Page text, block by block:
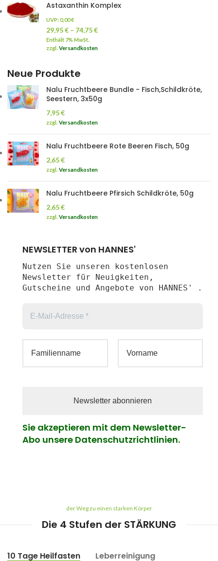
Astaxanthin Komplex
UVP:0,00€
29,95€ – 74,75€
Enthält 7% MwSt.
zzgl. Versandkosten
Neue Produkte
Nalu Fruchtbeere Bundle - Fisch,Schildkröte,
Seestern, 3x50g
7,95€
zzgl. Versandkosten
Nalu Fruchtbeere Rote Beeren Fisch, 50g
2,65€
zzgl. Versandkosten
Nalu Fruchtbeere Pfirsich Schildkröte, 50g
2,65€
zzgl. Versandkosten
NEWSLETTER von HANNES'
Nutzen Sie unseren kostenlosen
Newsletter für Neuigkeiten,
Gutscheine und Angebote von HANNES' .
Sie akzeptieren mit dem Newsletter-
Abo unsere Datenschutzrichtlinien.
der Weg zu einen starken Körper
Die 4 Stufen der STÄRKUNG
10 Tage Heilfasten
Leberreinigung